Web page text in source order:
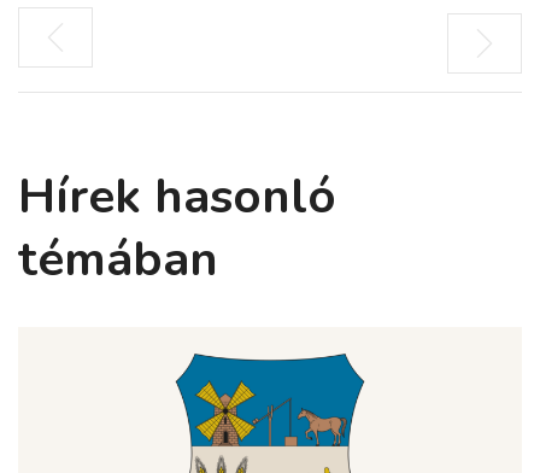
Hírek hasonló
témában